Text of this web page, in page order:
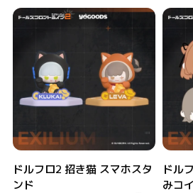
ドルフロ2 招き猫 スマホスタ
ンド
ドル
みコ